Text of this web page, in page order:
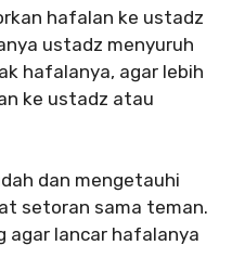
hafalan ke ustadz
ustadz menyuruh
hafalanya, agar lebih
ke ustadz atau
dan mengetauhi
setoran sama teman.
agar lancar hafalanya